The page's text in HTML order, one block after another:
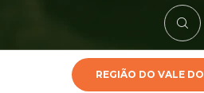
REGIÃO DO VALE